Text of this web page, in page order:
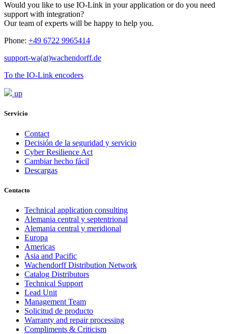
Would you like to use IO-Link in your application or do you need
support with integration?
Our team of experts will be happy to help you.
Phone: +49 6722 9965414
support-wa(at)wachendorff.de
To the IO-Link encoders
up
Servicio
Contact
Decisión de la seguridad y servicio
Cyber Resilience Act
Cambiar hecho fácil
Descargas
Contacto
Technical application consulting
Alemania central y septentrional
Alemania central y meridional
Europa
Americas
Asia and Pacific
Wachendorff Distribution Network
Catalog Distributors
Technical Support
Lead Unit
Management Team
Solicitud de producto
Warranty and repair processing
Compliments & Criticism